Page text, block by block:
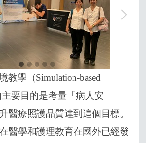
教學（Simulation-based
主要目的是考量「病人安
醫療照護品質達到這個目標。
在醫學和護理教育在國外已經發